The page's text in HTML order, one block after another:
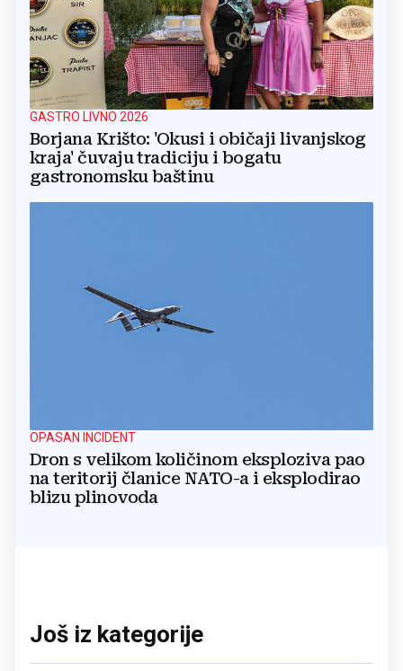
GASTRO LIVNO 2026
Borjana Krišto: 'Okusi i običaji livanjskog
kraja' čuvaju tradiciju i bogatu
gastronomsku baštinu
OPASAN INCIDENT
Dron s velikom količinom eksploziva pao
na teritorij članice NATO-a i eksplodirao
blizu plinovoda
Još iz kategorije